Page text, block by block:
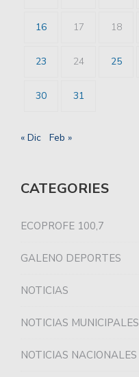
16 17 18
23 24 25
30 31
« Dic Feb »
CATEGORIES
ECOPROFE 100,7
GALENO DEPORTES
NOTICIAS
NOTICIAS MUNICIPALES
NOTICIAS NACIONALES